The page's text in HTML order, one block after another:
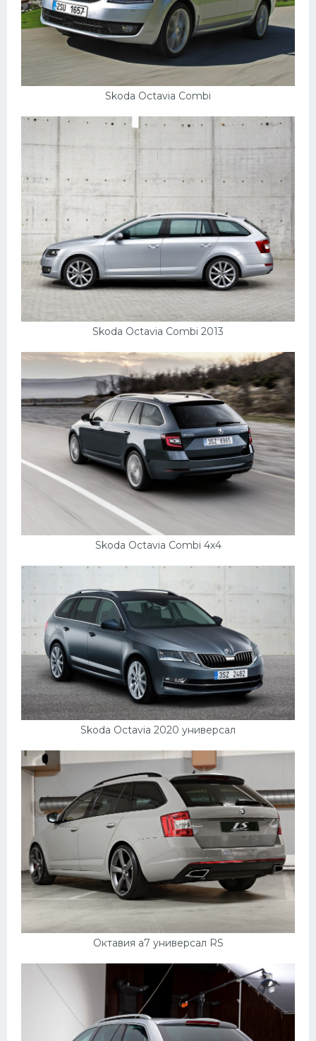
Skoda Octavia Combi
Skoda Octavia Combi 2013
Skoda Octavia Combi 4x4
Skoda Octavia 2020 универсал
Октавия а7 универсал RS
Хонда
Грузовики
Кадиллак
Автокемпер
Поезда
Мотоциклы
Ямаха
Додж
Ява
Эмблемы